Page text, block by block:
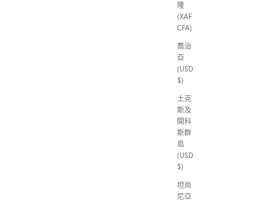
隆
(XAF
CFA)
喬治
亞
(USD
$)
土克
斯及
開科
斯群
島
(USD
$)
坦尚
尼亞